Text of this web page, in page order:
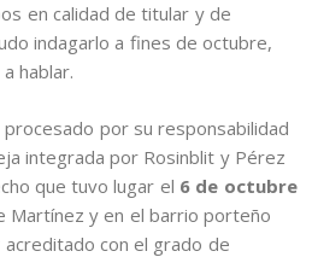
en calidad de titular y de
indagarlo a fines de octubre,
hablar.
por su responsabilidad
integrada por Rosinblit y Pérez
que tuvo lugar el 6 de octubre
Martínez y en el barrio porteño
con el grado de